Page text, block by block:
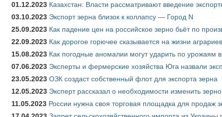
01.12.2023 Казахстан: Власти рассматривают введение
03.10.2023 Экспорт зерна близок к коллапсу — Город N
25.09.2023 Как падение цен на российское зерно бьёт по
22.09.2023 Как дорогое горючее сказывается на жизни аграриев
15.08.2023 Как погодные аномалии могут ударить по урожаям
07.06.2023 Эксперты и фермерские хозяйства Юга назвали
23.05.2023 ОЗК создаст собственный флот для экспорта зерна
12.05.2023 Эксперт рассказал о необходимости изменить
11.05.2023 России нужна своя торговая площадка для продаж